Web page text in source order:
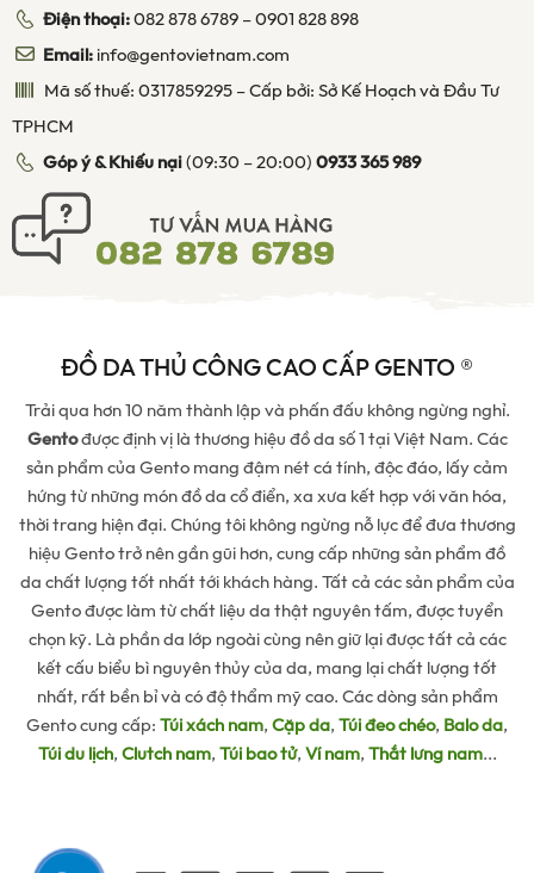
Điện thoại:082 878 6789–0901 828 898
Email:info@gentovietnam.com
Mã số thuế: 0317859295 – Cấp bởi: Sở Kế Hoạch và Đầu Tư
TPHCM
Góp ý & Khiếu nại(09:30 – 20:00)0933 365 989
ĐỒ DA THỦ CÔNG CAO CẤP GENTO ®
Trải qua hơn 10 năm thành lập và phấn đấu không ngừng nghỉ.
Gentođược định vị là thương hiệu đồ da số 1 tại Việt Nam. Các
sản phẩm của Gento mang đậm nét cá tính, độc đáo, lấy cảm
hứng từ những món đồ da cổ điển, xa xưa kết hợp với văn hóa,
thời trang hiện đại. Chúng tôi không ngừng nỗ lực để đưa thương
hiệu Gento trở nên gần gũi hơn, cung cấp những sản phẩm đồ
da chất lượng tốt nhất tới khách hàng. Tất cả các sản phẩm của
Gento được làm từ chất liệu da thật nguyên tấm, được tuyển
chọn kỹ. Là phần da lớp ngoài cùng nên giữ lại được tất cả các
kết cấu biểu bì nguyên thủy của da, mang lại chất lượng tốt
nhất, rất bền bỉ và có độ thẩm mỹ cao. Các dòng sản phẩm
Gento cung cấp:Túi xách nam,Cặp da,Túi đeo chéo, Balo da,
Túi du lịch,Clutch nam,Túi bao tử,Ví nam,Thắt lưng nam...